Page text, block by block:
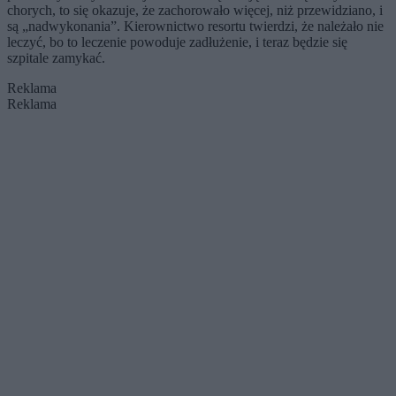
chorych, to się okazuje, że zachorowało więcej, niż przewidziano, i
są „nadwykonania”. Kierownictwo resortu twierdzi, że należało nie
leczyć, bo to leczenie powoduje zadłużenie, i teraz będzie się
szpitale zamykać.
Reklama
Reklama